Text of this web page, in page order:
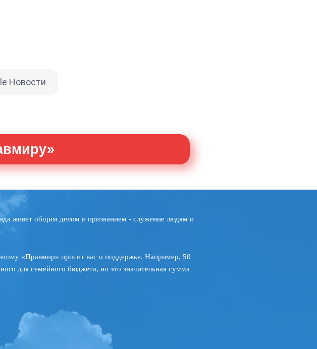
Новости
живет общим делом и призванием - служение людям и
«Правмир» просит вас о поддержке. Например, 50
для семейного бюджета, но это значительная сумма